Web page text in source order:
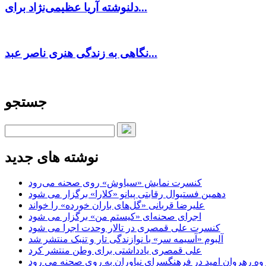
دلنوشته آریا عظیمی‌نژاد برای...
نگاهی به زندگی هنری ناصر عبد...
جستجو
نوشته های جدید
کنسرت‌ نمایش «سیاوش» روی صحنه می‌رود
دهمین فستیوال رقابتی پیانو «کلارا» برگزار می شود
علیرضا قربانی «گل‌های باران خورده» را خواند
اجرای صحنه‌ای «کیستم من» برگزار می شود
کنسرت علی قمصری در تالار وحدت اجرا می شود
آلبوم «آسیمه سر» با نوازندگی تار و تنبک منتشر شد
علی قمصری یادداشتی برای وطن منتشر کرد
رهروان امید در فرهنگسرای نیاوران به روی صحنه می رود